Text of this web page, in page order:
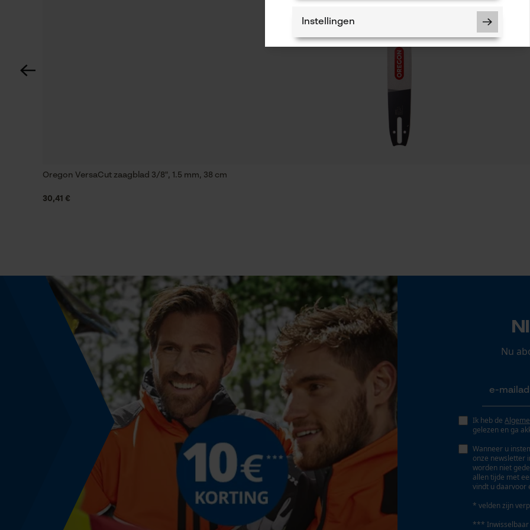
Eigenschap
lange levensduur, robuust, hoge snijprestaties
15.0 mm
Energie & vermogen
Accucapaciteitsaanduiding Accu/batterij inbegrepen
Oplaadbare batterij/batterijen niet inbegrepen in
de levering
Powerbankfunctie
Geleiderailspecificatie
Geleiderail-aansluiting
Oregon VersaCut zaagblad 3/8", 1.5 mm, 38 cm
30,41 €
Nu
Ik heb de
gelezen en ga
Wanneer u
onze newsletter
worden niet
allen tijde met
vindt u daarvoor
* velden zijn
*** Inwisselbaar
Instellingen
Noodzakelijke Cookies
Controleer instelling van cookies
Econda Analytics
Mouseflow Web Analytics Tool
Fact-Finder Tracking
Prestatie en functionele Cookies
Loop54 Personalization
Gepersonaliseerde homepage
Opgeslagen winkelwagen